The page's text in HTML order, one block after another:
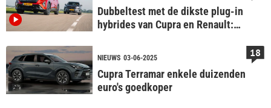
Dubbeltest met de dikste plug-in
hybrides van Cupra en Renault:
NIEUWS 03-06-2025
Cupra Terramar enkele duizenden
euro's goedkoper
18